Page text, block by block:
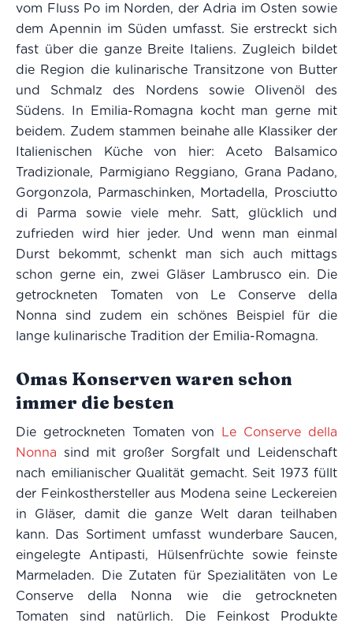
vom Fluss Po im Norden, der Adria im Osten sowie
dem Apennin im Süden umfasst. Sie erstreckt sich
fast über die ganze Breite Italiens. Zugleich bildet
die Region die kulinarische Transitzone von Butter
und Schmalz des Nordens sowie Olivenöl des
Südens. In Emilia-Romagna kocht man gerne mit
beidem. Zudem stammen beinahe alle Klassiker der
Italienischen Küche von hier: Aceto Balsamico
Tradizionale, Parmigiano Reggiano, Grana Padano,
Gorgonzola, Parmaschinken, Mortadella, Prosciutto
di Parma sowie viele mehr. Satt, glücklich und
zufrieden wird hier jeder. Und wenn man einmal
Durst bekommt, schenkt man sich auch mittags
schon gerne ein, zwei Gläser Lambrusco ein. Die
getrockneten Tomaten von Le Conserve della
Nonna sind zudem ein schönes Beispiel für die
lange kulinarische Tradition der Emilia-Romagna.
Omas Konserven waren schon
immer die besten
Die getrockneten Tomaten von Le Conserve della
Nonna sind mit großer Sorgfalt und Leidenschaft
nach emilianischer Qualität gemacht. Seit 1973 füllt
der Feinkosthersteller aus Modena seine Leckereien
in Gläser, damit die ganze Welt daran teilhaben
kann. Das Sortiment umfasst wunderbare Saucen,
eingelegte Antipasti, Hülsenfrüchte sowie feinste
Marmeladen. Die Zutaten für Spezialitäten von Le
Conserve della Nonna wie die getrockneten
Tomaten sind natürlich. Die Feinkost Produkte